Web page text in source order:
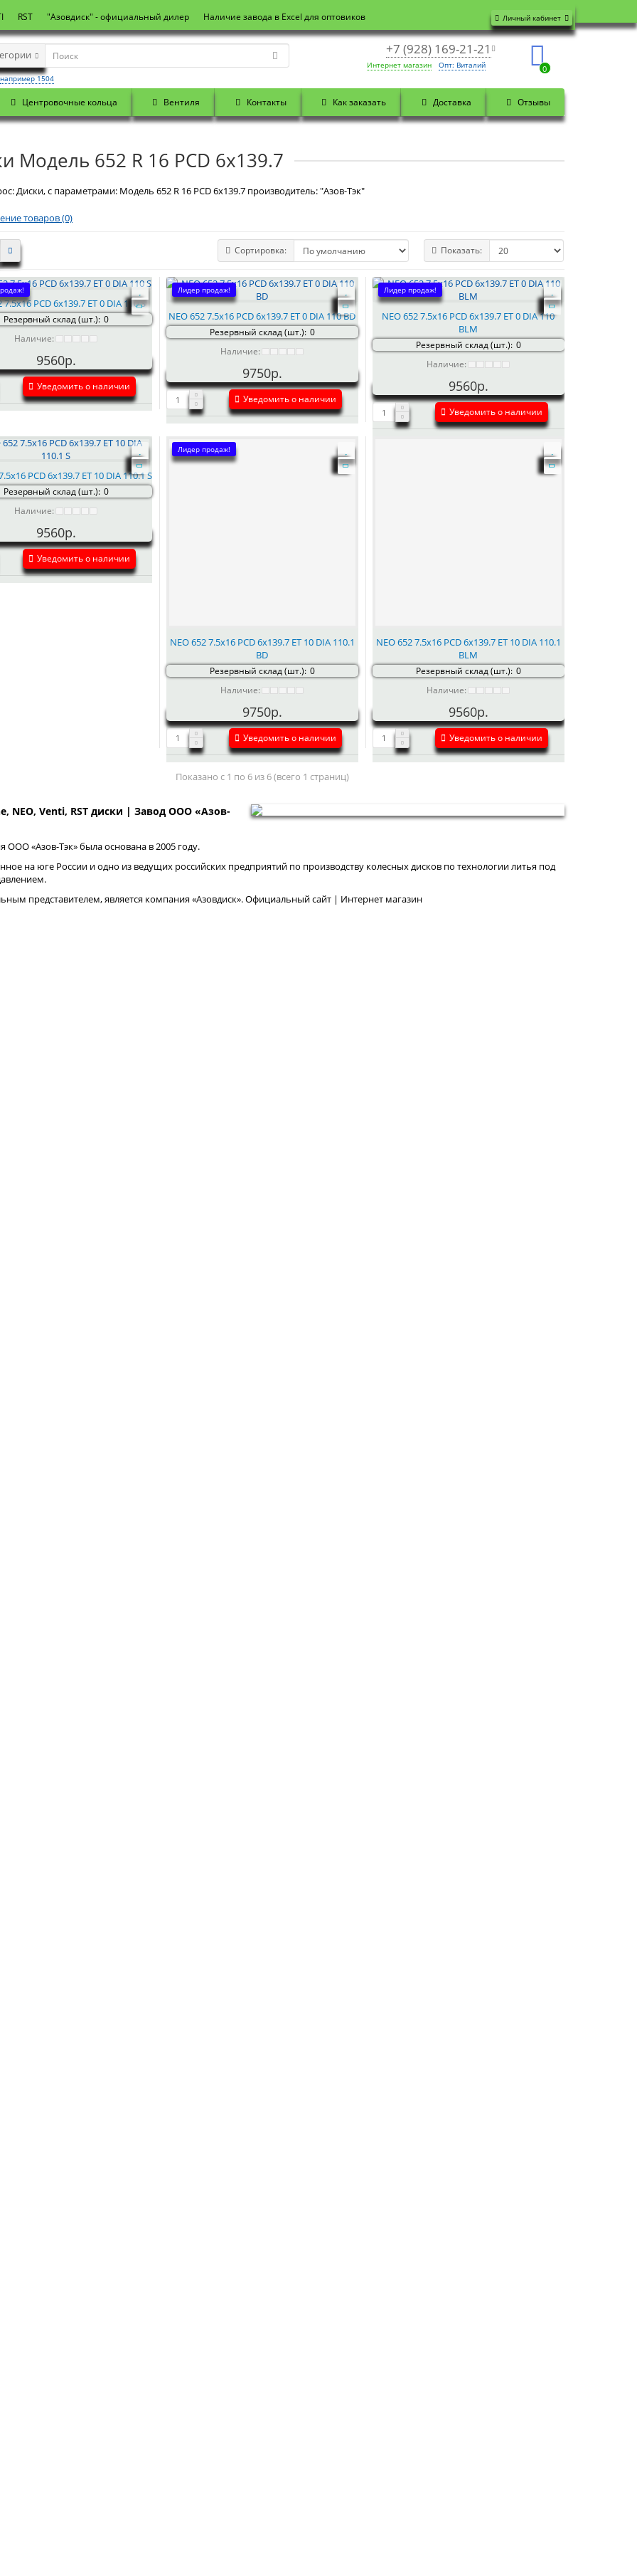
Личный кабинет
RST "Азовдиск" - официальный дилер Наличие завода в Excel для оптовиков
+7 (928) 169-21-21
Интернет магазин Опт: Виталий 0
например 1504
Центровочные кольца Вентиля Контакты Как заказать Доставка Отзывы
Модель 652 R 16 PCD 6x139.7
Диски, с параметрами: Модель 652 R 16 PCD 6x139.7 производитель: "Азов-Тэк"
товаров (0)
Сортировка: Показать:
7.5x16 PCD 6x139.7 ET 0 DIA 110 S
Резервный склад (шт.): 0
Наличие:
9560р.
Уведомить о наличии
Лидер продаж!
NEO 652 7.5x16 PCD 6x139.7 ET 0 DIA 110 BD
Резервный склад (шт.): 0
Наличие:
9750р.
Уведомить о наличии
Лидер продаж!
NEO 652 7.5x16 PCD 6x139.7 ET 0 DIA 110
BLM
Резервный склад (шт.): 0
Наличие:
9560р.
Уведомить о наличии
PCD 6x139.7 ET 10 DIA 110.1 S
Резервный склад (шт.): 0
Наличие:
9560р.
Уведомить о наличии
Лидер продаж!
NEO 652 7.5x16 PCD 6x139.7 ET 10 DIA 110.1
BD
Резервный склад (шт.): 0
Наличие:
9750р.
Уведомить о наличии
NEO 652 7.5x16 PCD 6x139.7 ET 10 DIA 110.1
BLM
Резервный склад (шт.): 0
Наличие:
9560р.
Уведомить о наличии
Показано с 1 по 6 из 6 (всего 1 страниц)
NEO, Venti, RST диски | Завод ООО «Азов-
ООО «Азов-Тэк» была основана в 2005 году.
на юге России и одно из ведущих российских предприятий по производству колесных дисков по технологии литья под
представителем, является компания «Азовдиск». Официальный сайт | Интернет магазин